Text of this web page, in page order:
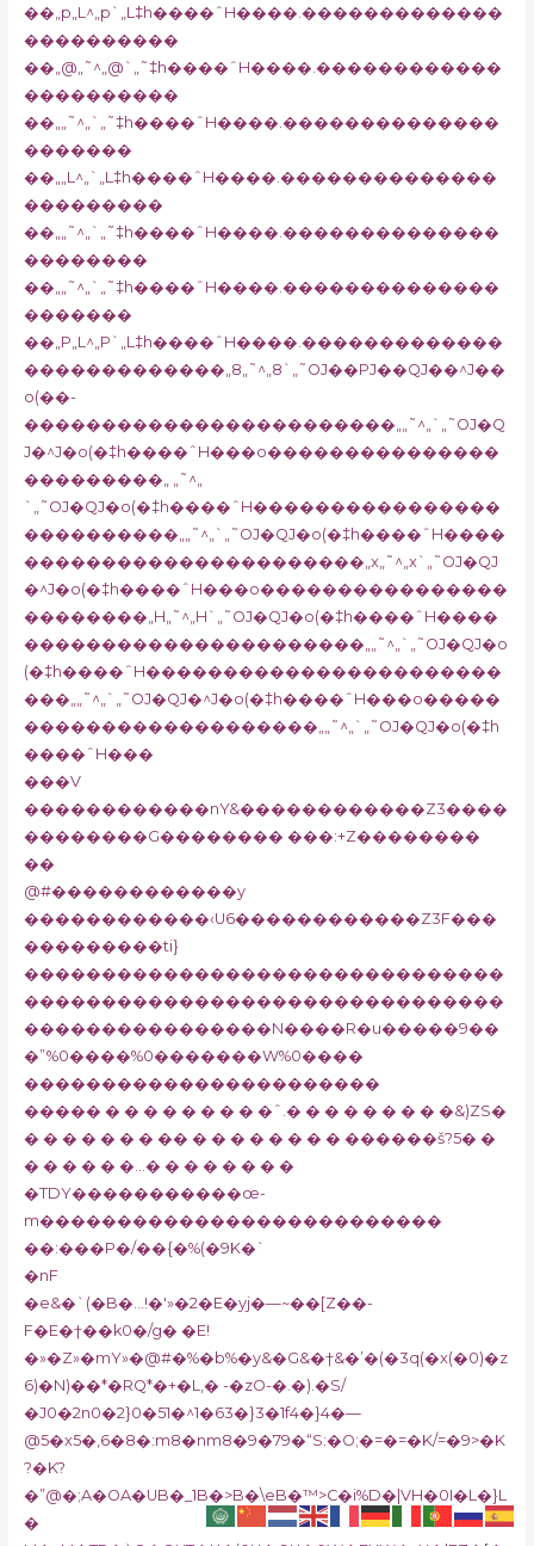
��„p„L^„p`„L‡h����ˆH����.�������������
����������
��„@„˜^„@`„˜‡h����ˆH����.������������
����������
��„„˜^„`„˜‡h����ˆH����.��������������
�������
��„„L^„`„L‡h����ˆH����.��������������
���������
��„„˜^„`„˜‡h����ˆH����.��������������
��������
��„„˜^„`„˜‡h����ˆH����.��������������
�������
��„P„L^„P`„L‡h����ˆH����.�������������
�������������„8„˜^„8`„˜OJ��PJ��QJ��^J��
o(��-
������������������������„„˜^„`„˜OJ�Q
J�^J�o(�‡h����ˆH���o���������������
���������„ „˜^„
`„˜OJ�QJ�o(�‡h����ˆH����������������
����������„„˜^„`„˜OJ�QJ�o(�‡h����ˆH����
����������������������„x„˜^„x`„˜OJ�QJ
�^J�o(�‡h����ˆH���o����������������
��������„H„˜^„H`„˜OJ�QJ�o(�‡h����ˆH����
����������������������„„˜^„`„˜OJ�QJ�o
(�‡h����ˆH�����������������������
���„„˜^„`„˜OJ�QJ�^J�o(�‡h����ˆH���o�����
�������������������„„˜^„`„˜OJ�QJ�o(�‡h
����ˆH���
���V
������������nY&������������Z3����
��������G�������� ���:+Z��������
��
@#������������y
������������‹U6������������Z3F���
���������ti}
�������������������������������
�������������������������������
����������������N����R�u�����9��
�”%0����%0�������W%0����
�����������������������
����� � � � � � � � � �ˆ.� � � � � � � � �&)ZS�
� � � � � � � �� � � � � � � � � ������š?5� �
� � � � � �…� � � � � � � �
�TDY�����������œ-
m��������������������������
��:���P�/��{�%(�9K�`
�nF
�e&�`(�B�…!�'»�2�E�yj�—~��[Z��-
F�E�†��k0�/g� �E!
�»�Z»�mY»�@#�%�b%�y&�G&�†&�’�(�3q(�x(�0)�z
6)�N)��*�RQ*�+�L,� -�zO-�.�).�S/
�J0�2n0�2}0�51�^1�63�}3�1f4�}4�—
@5�x5�,6�8�:m8�nm8�9�79�“S:�O;�=�=�K/=�9>�K
?�K?
�”@�;A�OA�UB�_1B�>B�\eB�™>C�i%D�|VH�0I�L�}L
�